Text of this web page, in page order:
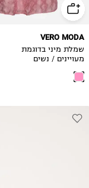
VERO MODA
שמלת מיני בדוגמת
מעויינים / נשים